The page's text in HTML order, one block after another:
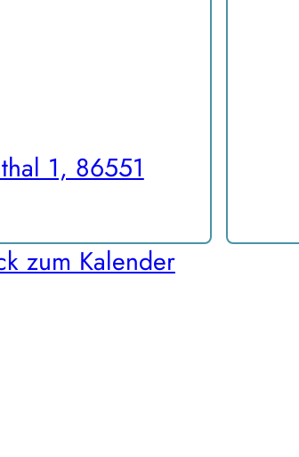
1, 86551
zum Kalender